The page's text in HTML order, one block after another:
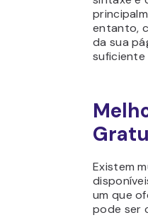
entanto,
da sua
suficiente
Existem
um que
pode ser